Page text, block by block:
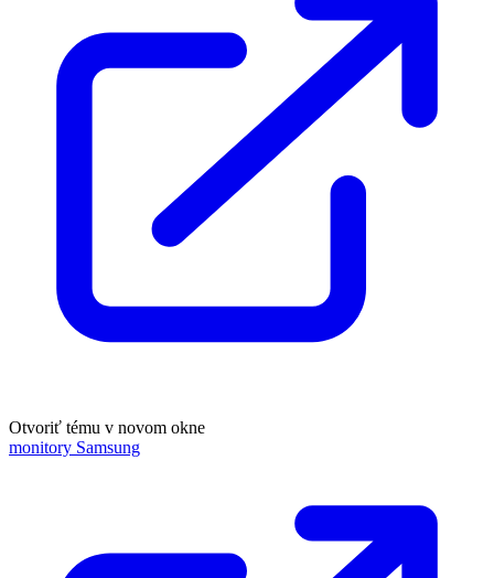
Otvoriť tému v novom okne
monitory Samsung